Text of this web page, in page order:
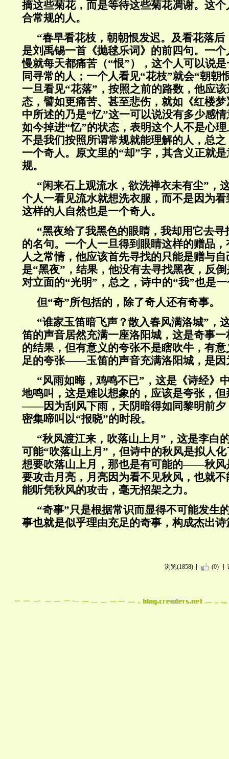
摘这些菊花，而是等待这些菊花凋谢。这
合常规的人。
“春早看花枝，朝朝恨发迟。及看花落
是刘禹锡一首《抛毬乐词》的前四句。一
慢就每天都痛苦（“恨”），这个人可以说
同寻常的人；一个人看见“花枝”就会“朝朝
一旦看见“花落”，按照之前的路数，他应
态，譬如更痛苦、甚至悲伤，就如《红楼
中所述的乃是“忆”这一可以说没有多少感
如今掉进“忆”的状态，表明这个人不是心
不是我们按照所谓常规就能理解的人，总
一个奇人。原文里的“却”字，其含义正就
规。
“闲来石上观流水，欲洗禅衣未有尘”，
个人一看见流水就想洗衣服，而不是因为
这样的人自然也是一个奇人。
“黑夜给了我黑色的眼睛，我却用它去
的名句。一个人一旦得到眼睛这样的赠品
人之常情，他应该首先寻找的只能是赠与
是“黑夜”，结果，他没有去寻找黑夜，反
对立面的“光明”，总之，诗中的“我”也是
但“奇”所包括的，除了奇人还有奇事。
“谁家玉笛暗飞声？散入春风满洛城”，
笛的声音居然充满一座洛阳城，这是奇事
的结果，但有意义的夸张不是瞎吹牛，有
足的夸张——玉笛的声音充满洛阳城，是因
“风雨如晦，鸡鸣不已”，这是《诗经》
地鸣叫，这是难以想象的，应该是夸张，
——因为刮风下雨，天阴暗得如同黎明前夕
密集啼叫以“报晓”的时段。
“秋风渡江来，吹落山上月”，这是李白
可能“吹落山上月”，但诗中的秋风是拟人
想要吹落山上月，那也是有可能的——秋风
要攻击月亮，月亮因为看不见秋风，也就
能听凭秋风的攻击，毫无招架之力。
“奇事”只是根据常识而显得不可能发生
事也就是似乎理由充足的奇事，构成杰出
浏览(1858) (0)